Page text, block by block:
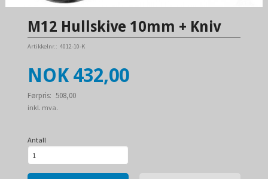
M12 Hullskive 10mm + Kniv
Artikkelnr.: 4012-10-K
Tilbud
NOK 432,00
Førpris: 508,00
Rabatt
inkl. mva.
Antall